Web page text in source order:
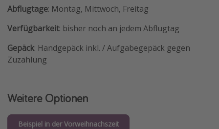
Abflugtage: Montag, Mittwoch, Freitag
Verfügbarkeit: bisher noch an jedem Abflugtag
Gepäck: Handgepäck inkl. / Aufgabegepäck gegen
Zuzahlung
Weitere Optionen
Beispiel in der Vorweihnachszeit